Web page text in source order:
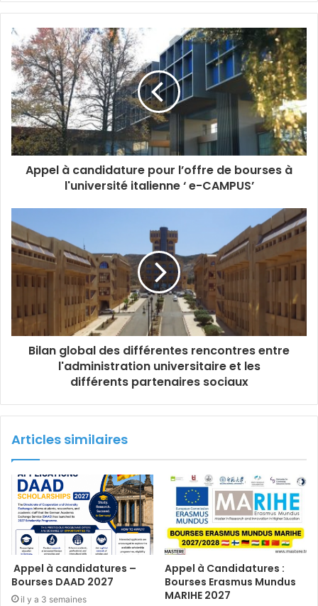
Appel à candidature pour l’offre de bourses à
l'université italienne ‘ e-CAMPUS’
Bilan global des différentes rencontres entre
l'administration universitaire et les
différents partenaires sociaux
Articles similaires
Appel à candidatures –
Bourses DAAD 2027
il y a 3 semaines
Appel à Candidatures :
Bourses Erasmus Mundus
MARIHE 2027